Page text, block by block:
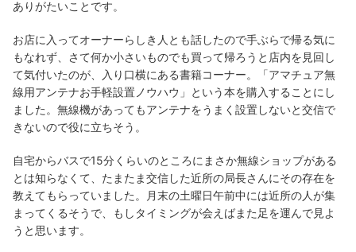
ありがたいことです。
お店に入ってオーナーらしき人とも話したので手ぶらで帰る気に
もなれず、さて何か小さいものでも買って帰ろうと店内を見回し
て気付いたのが、入り口横にある書籍コーナー。「アマチュア無
線用アンテナお手軽設置ノウハウ」という本を購入することにし
ました。無線機があってもアンテナをうまく設置しないと交信で
きないので役に立ちそう。
自宅からバスで15分くらいのところにまさか無線ショップがある
とは知らなくて、たまたま交信した近所の局長さんにその存在を
教えてもらっていました。月末の土曜日午前中には近所の人が集
まってくるそうで、もしタイミングが会えばまた足を運んで見よ
うと思います。